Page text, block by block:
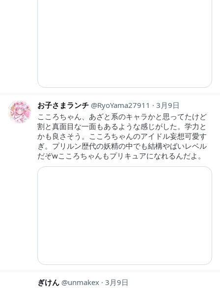
お子さまランチ RyoYama27911
3月9日
こころちゃん、あざと系のキャラかと思ってたけど
割と真面目な一面もあるような感じがした。学力と
かも良さそう。こころちゃんのアイドル妄想可愛す
ぎ。プリルン歴代の妖精の中でも結構やばいレベル
だぞwこころちゃんもプリキュアになれるんだよ。
ぎけん unmakex 3月9日